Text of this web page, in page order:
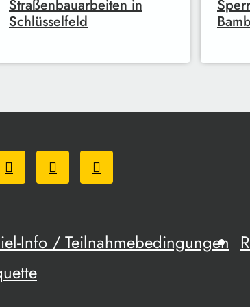
Straßenbauarbeiten in
Schlüsselfeld
Info / Teilnahmebedingungen